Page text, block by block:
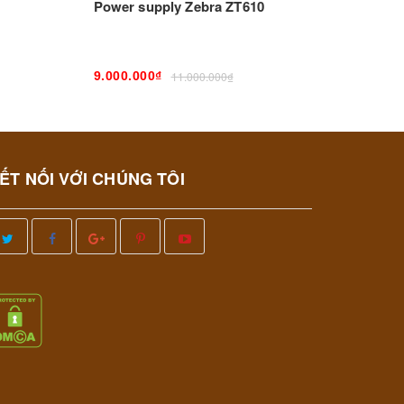
Power supply Zebra ZT610
9.000.000₫ 11.000.000₫
9.000.000₫ 11.000.000₫
NỐI VỚI CHÚNG TÔI